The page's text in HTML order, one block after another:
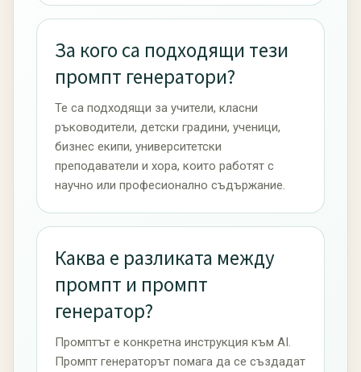
За кого са подходящи тези
промпт генератори?
Те са подходящи за учители, класни
ръководители, детски градини, ученици,
бизнес екипи, университетски
преподаватели и хора, които работят с
научно или професионално съдържание.
Каква е разликата между
промпт и промпт
генератор?
Промптът е конкретна инструкция към AI.
Промпт генераторът помага да се създадат